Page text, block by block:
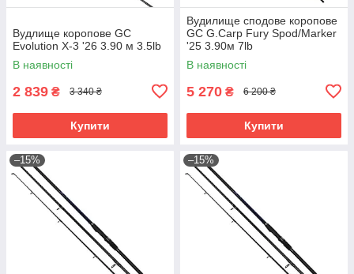
Вудлище коропове GC
Evolution X-3 '26 3.90 м 3.5lb
В наявності
2 839 ₴ 3 340 ₴
Купити
Вудилище сподове коропове
GC G.Carp Fury Spod/Marker
'25 3.90м 7lb
В наявності
5 270 ₴ 6 200 ₴
Купити
–15% –15%